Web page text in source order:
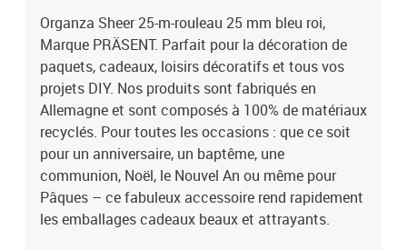
Organza Sheer 25-m-rouleau 25 mm bleu roi,
Marque PRÄSENT. Parfait pour la décoration de
paquets, cadeaux, loisirs décoratifs et tous vos
projets DIY. Nos produits sont fabriqués en
Allemagne et sont composés à 100% de matériaux
recyclés. Pour toutes les occasions : que ce soit
pour un anniversaire, un baptême, une
communion, Noël, le Nouvel An ou même pour
Pâques – ce fabuleux accessoire rend rapidement
les emballages cadeaux beaux et attrayants.